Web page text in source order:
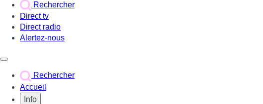
Rechercher
Direct tv
Direct radio
Alertez-nous
Rechercher
Accueil
Info